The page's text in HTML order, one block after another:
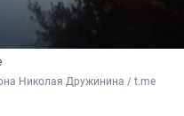
Николая Дружинина / t.me